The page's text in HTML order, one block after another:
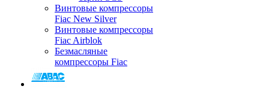
Винтовые компрессоры
Fiac New Silver
Винтовые компрессоры
Fiac Airblok
Безмасляные
компрессоры Fiac